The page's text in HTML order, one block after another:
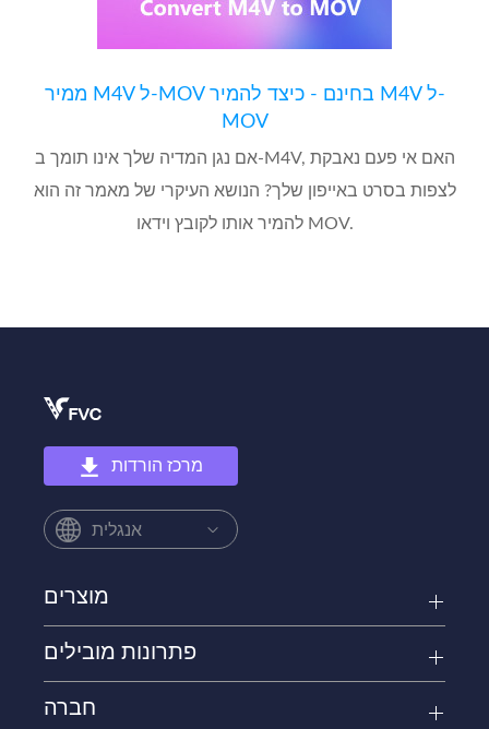
ממיר M4V ל-MOV בחינם - כיצד להמיר M4V ל-
MOV
אם נגן המדיה שלך אינו תומך ב-M4V, האם אי פעם נאבקת
לצפות בסרט באייפון שלך? הנושא העיקרי של מאמר זה הוא
להמיר אותו לקובץ וידאו MOV.
מרכז הורדות
אנגלית
מוצרים
פתרונות מובילים
חברה